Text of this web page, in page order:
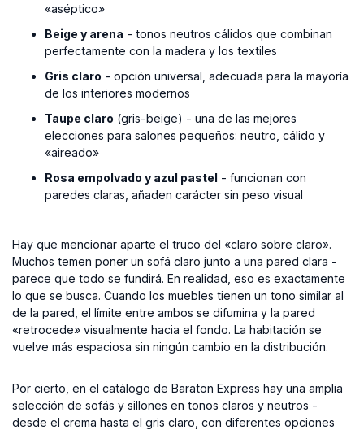
«aséptico»
Beige y arena - tonos neutros cálidos que combinan
perfectamente con la madera y los textiles
Gris claro - opción universal, adecuada para la mayoría
de los interiores modernos
Taupe claro (gris-beige) - una de las mejores
elecciones para salones pequeños: neutro, cálido y
«aireado»
Rosa empolvado y azul pastel - funcionan con
paredes claras, añaden carácter sin peso visual
Hay que mencionar aparte el truco del «claro sobre claro».
Muchos temen poner un sofá claro junto a una pared clara -
parece que todo se fundirá. En realidad, eso es exactamente
lo que se busca. Cuando los muebles tienen un tono similar al
de la pared, el límite entre ambos se difumina y la pared
«retrocede» visualmente hacia el fondo. La habitación se
vuelve más espaciosa sin ningún cambio en la distribución.
Por cierto, en el catálogo de Baraton Express hay una amplia
selección de sofás y sillones en tonos claros y neutros -
desde el crema hasta el gris claro, con diferentes opciones